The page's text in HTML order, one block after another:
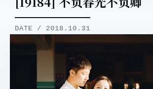
DATE / 2018.10.31